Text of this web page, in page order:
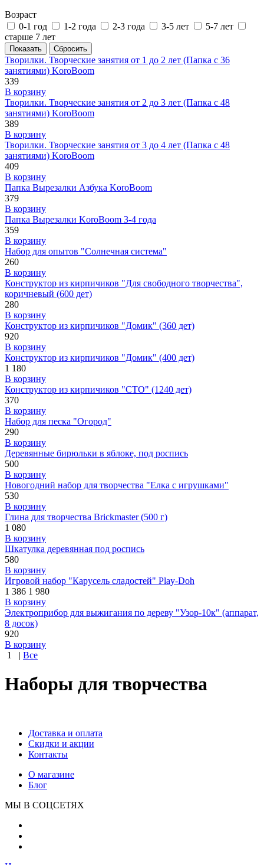
Возраст
0-1 год
1-2 года 2-3 года 3-5 лет
5-7 лет
старше 7 лет
Творилки. Творческие занятия от 1 до 2 лет (Папка с 36
занятиями) KoroBoom
339
В корзину
Творилки. Творческие занятия от 2 до 3 лет (Папка с 48
занятиями) KoroBoom
389
В корзину
Творилки. Творческие занятия от 3 до 4 лет (Папка с 48
занятиями) KoroBoom
409
В корзину
Папка Вырезалки Азбука KoroBoom
379
В корзину
Папка Вырезалки KoroBoom 3-4 года
359
В корзину
Набор для опытов "Солнечная система"
260
В корзину
Конструктор из кирпичиков "Для свободного творчества",
коричневый (600 дет)
280
В корзину
Конструктор из кирпичиков "Домик" (360 дет)
920
В корзину
Конструктор из кирпичиков "Домик" (400 дет)
1 180
В корзину
Конструктор из кирпичиков "СТО" (1240 дет)
370
В корзину
Набор для песка "Огород"
290
В корзину
Деревянные бирюльки в яблоке, под роспись
500
В корзину
Новогодний набор для творчества "Елка с игрушками"
530
В корзину
Глина для творчества Brickmaster (500 г)
1 080
В корзину
Шкатулка деревянная под роспись
580
В корзину
Игровой набор "Карусель сладостей" Play-Doh
1 386 1 980
В корзину
Электроприбор для выжигания по дереву "Узор-10к" (аппарат,
8 досок)
920
В корзину
1
| Все
Наборы для творчества
Доставка и оплата
Скидки и акции
Контакты
О магазине
Блог
МЫ В СОЦСЕТЯХ